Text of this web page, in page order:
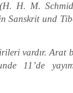
(H. H. M.
Sanskrit und
vardır. Arat
11’de